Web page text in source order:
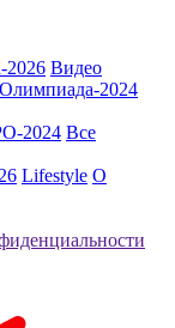
2026 Видео
Олимпиада-2024
2024 Все
Lifestyle О